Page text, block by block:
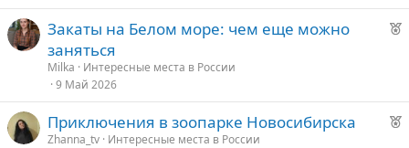
е
е
Р
е
Закаты на Белом море: чем еще можно
заняться
Milka
Интересные места в России
9 Май 2026
Р
Приключения в зоопарке Новосибирска
Zhanna_tv Интересные места в России